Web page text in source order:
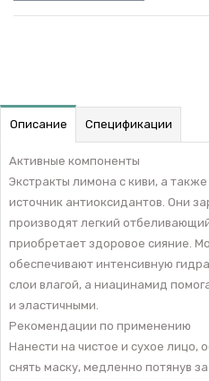
Описание Спецификации
Активные компоненты
Экстракты лимона с киви, а
источник антиоксидантов. Они
производят легкий
приобретает здоровое сияние.
обеспечивают интенсивную
слои влагой, а ниацинамид
и эластичными.
Рекомендации по применению
Нанести на чистое и сухое лицо,
снять маску, медленно потянув